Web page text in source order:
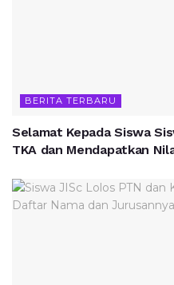
BERITA TERBARU
Selamat Kepada Siswa
TKA dan Mendapatkan